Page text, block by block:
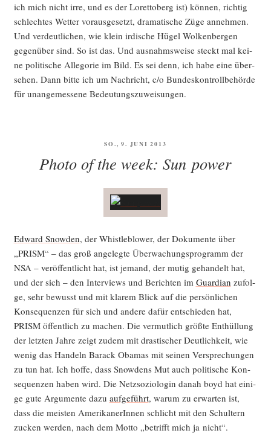
ich mich nicht irre, und es der Loret­t­oberg ist) kön­nen, rich­tig
schlech­tes Wet­ter vor­aus­ge­setzt, dra­ma­ti­sche Züge anneh­men.
Und ver­deut­li­chen, wie klein irdi­sche Hügel Wol­ken­ber­gen
gegen­über sind. So ist das. Und aus­nahms­wei­se steckt mal kei­
ne poli­ti­sche Alle­go­rie im Bild. Es sei denn, ich habe eine über­
se­hen. Dann bit­te ich um Nach­richt, c/o Bun­des­kon­troll­be­hör­de
für unan­ge­mes­se­ne Bedeutungszuweisungen.
VERÖFFENTLICHT
SO., 9. JUNI 2013
Photo of the week: Sun power
Edward Snow­den, der Whist­le­b­lower, der Doku­men­te über
„PRISM“ – das groß ange­leg­te Über­wa­chungs­pro­gramm der
NSA – ver­öf­fent­licht hat, ist jemand, der mutig gehan­delt hat,
und der sich – den Inter­views und Berich­ten im Guar­di­an zufol­
ge, sehr bewusst und mit kla­rem Blick auf die per­sön­li­chen
Kon­se­quen­zen für sich und ande­re dafür ent­schie­den hat,
PRISM öffent­lich zu machen. Die ver­mut­lich größ­te Ent­hül­lung
der letz­ten Jah­re zeigt zudem mit dras­ti­scher Deut­lich­keit, wie
wenig das Han­deln Barack Oba­mas mit sei­nen Ver­spre­chun­gen
zu tun hat. Ich hof­fe, dass Snow­dens Mut auch poli­ti­sche Kon­
se­quen­zen haben wird. Die Netz­so­zio­lo­gin danah boyd hat eini­
ge gute Argu­men­te dazu auf­ge­führt, war­um zu erwar­ten ist,
dass die meis­ten Ame­ri­ka­ne­rIn­nen schlicht mit den Schul­tern
zucken wer­den, nach dem Mot­to „betrifft mich ja nicht“.